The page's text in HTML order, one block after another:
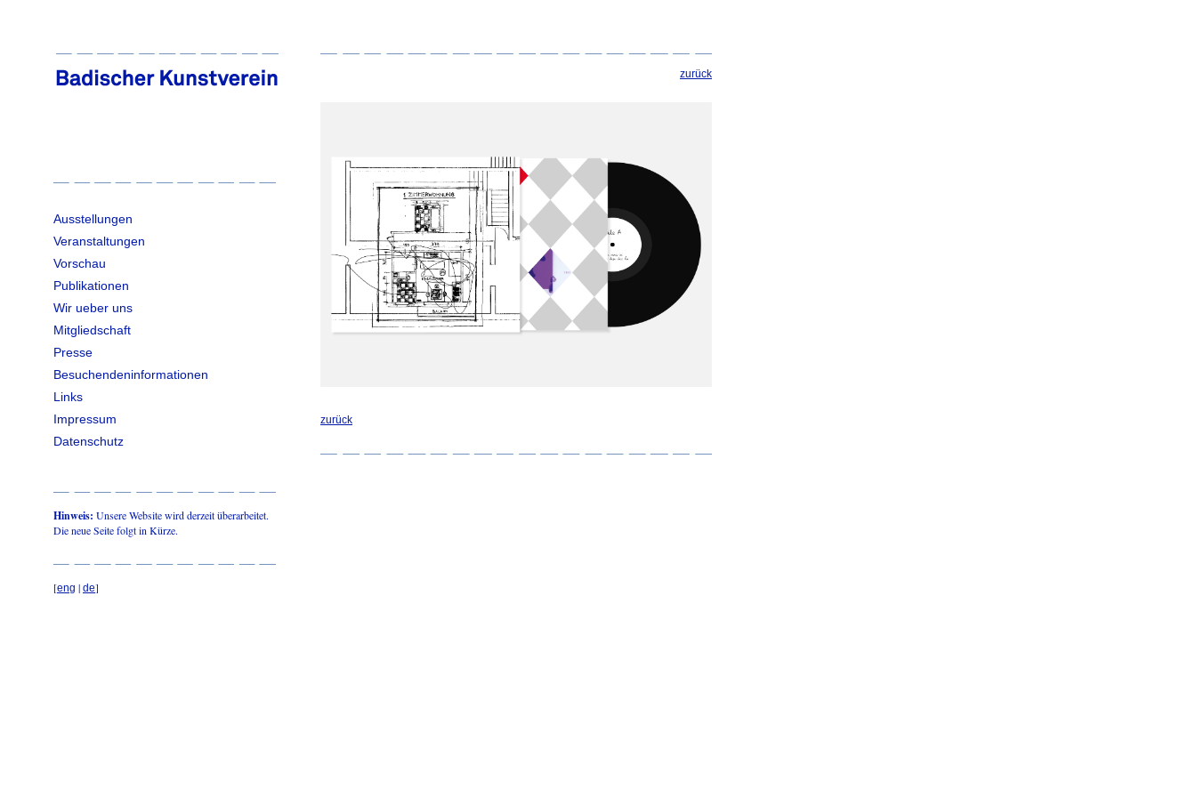
Ausstellungen
Veranstaltungen
Vorschau
Publikationen
Wir ueber uns
Mitgliedschaft
Presse
Besuchendeninformationen
Links
Impressum
Datenschutz
Hinweis: Unsere Website wird derzeit überarbeitet.
Die neue Seite folgt in Kürze.
[eng | de]
zurück
zurück